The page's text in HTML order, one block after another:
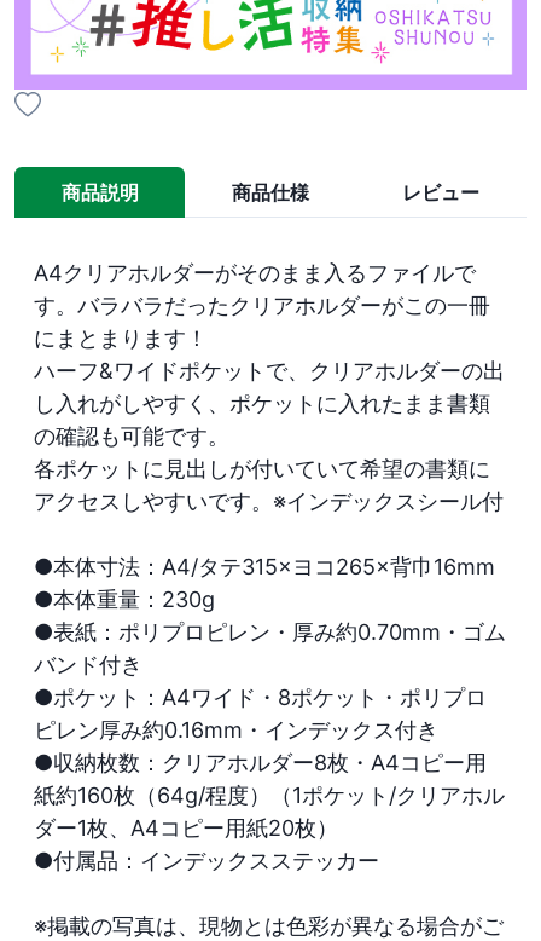
商品説明 商品仕様 レビュー
A4クリアホルダーがそのまま入るファイルで
す。バラバラだったクリアホルダーがこの一冊
にまとまります！
ハーフ&ワイドポケットで、クリアホルダーの出
し入れがしやすく、ポケットに入れたまま書類
の確認も可能です。
各ポケットに見出しが付いていて希望の書類に
アクセスしやすいです。※インデックスシール付
●本体寸法：A4/タテ315×ヨコ265×背巾16mm
●本体重量：230g
●表紙：ポリプロピレン・厚み約0.70mm・ゴム
バンド付き
●ポケット：A4ワイド・8ポケット・ポリプロ
ピレン厚み約0.16mm・インデックス付き
●収納枚数：クリアホルダー8枚・A4コピー用
紙約160枚（64g/程度）（1ポケット/クリアホル
ダー1枚、A4コピー用紙20枚）
●付属品：インデックスステッカー
※掲載の写真は、現物とは色彩が異なる場合がご